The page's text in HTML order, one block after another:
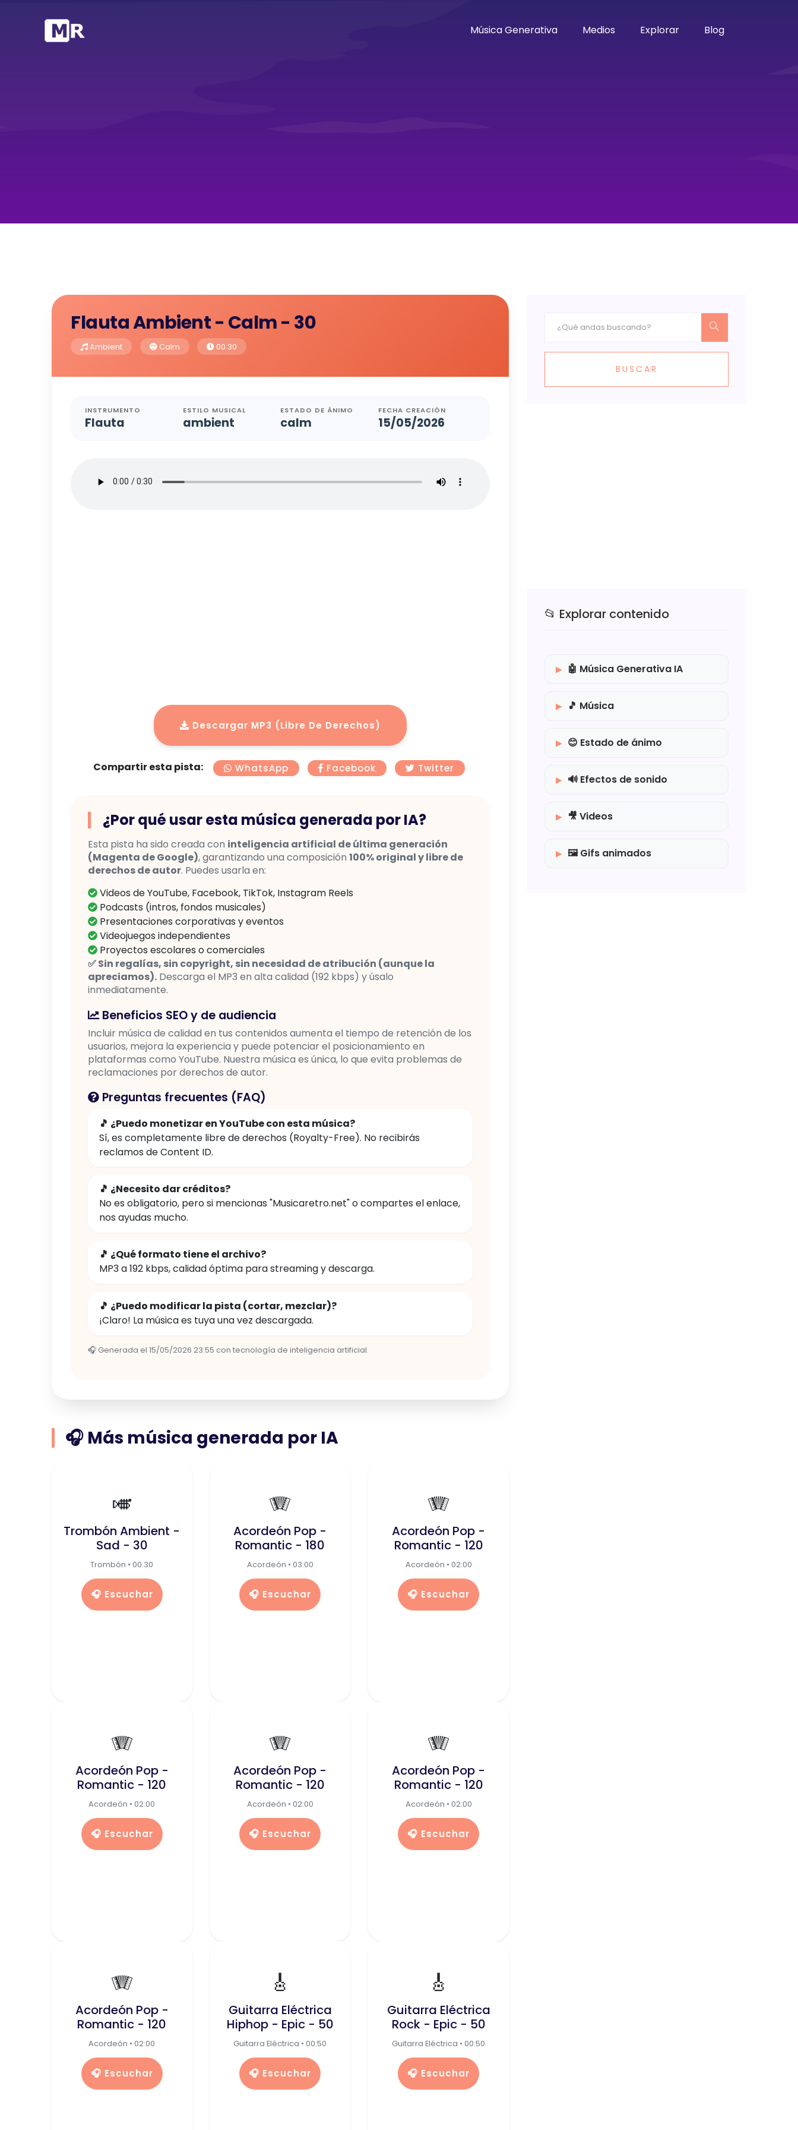
Música Generativa Medios Explorar Blog
Flauta Ambient - Calm - 30
Ambient Calm 00:30
INSTRUMENTO
Flauta
ESTILO MUSICAL
ambient
ESTADO DE ÁNIMO
calm
FECHA CREACIÓN
15/05/2026
Descargar MP3 (Libre De Derechos)
Compartir esta pista: WhatsApp Facebook Twitter
¿Por qué usar esta música generada por IA?
Esta pista ha sido creada con inteligencia artificial de última generación
(Magenta de Google), garantizando una composición 100% original y libre de
derechos de autor. Puedes usarla en:
Videos de YouTube, Facebook, TikTok, Instagram Reels
Podcasts (intros, fondos musicales)
Presentaciones corporativas y eventos
Videojuegos independientes
Proyectos escolares o comerciales
✅ Sin regalías, sin copyright, sin necesidad de atribución (aunque la
apreciamos).Descarga el MP3 en alta calidad (192 kbps) y úsalo
inmediatamente.
Beneficios SEO y de audiencia
Incluir música de calidad en tus contenidos aumenta el tiempo de retención de los
usuarios, mejora la experiencia y puede potenciar el posicionamiento en
plataformas como YouTube. Nuestra música es única, lo que evita problemas de
reclamaciones por derechos de autor.
Preguntas frecuentes (FAQ)
🎵 ¿Puedo monetizar en YouTube con esta música?
Sí, es completamente libre de derechos (Royalty-Free). No recibirás
reclamos de Content ID.
🎵 ¿Necesito dar créditos?
No es obligatorio, pero si mencionas "Musicaretro.net" o compartes el enlace,
nos ayudas mucho.
🎵 ¿Qué formato tiene el archivo?
MP3 a 192 kbps, calidad óptima para streaming y descarga.
🎵 ¿Puedo modificar la pista (cortar, mezclar)?
¡Claro! La música es tuya una vez descargada.
🎧 Generada el 15/05/2026 23:55 con tecnología de inteligencia artificial.
🎧 Más música generada por IA
🎺
Trombón Ambient -
Sad - 30
Trombón • 00:30
🎧 Escuchar
🪗
Acordeón Pop -
Romantic - 180
Acordeón • 03:00
🎧 Escuchar
🪗
Acordeón Pop -
Romantic - 120
Acordeón • 02:00
🎧 Escuchar
🪗
Acordeón Pop -
Romantic - 120
Acordeón • 02:00
🎧 Escuchar
🪗
Acordeón Pop -
Romantic - 120
Acordeón • 02:00
🎧 Escuchar
🪗
Acordeón Pop -
Romantic - 120
Acordeón • 02:00
🎧 Escuchar
🪗
Acordeón Pop -
Romantic - 120
Acordeón • 02:00
🎧 Escuchar
🎸
Guitarra Eléctrica
Hiphop - Epic - 50
Guitarra Eléctrica • 00:50
🎧 Escuchar
🎸
Guitarra Eléctrica
Rock - Epic - 50
Guitarra Eléctrica • 00:50
🎧 Escuchar
BUSCAR
📂 Explorar contenido
🤖 Música Generativa IA
🎵 Música
😊 Estado de ánimo
🔊 Efectos de sonido
🎥 Videos
🖼️ Gifs animados